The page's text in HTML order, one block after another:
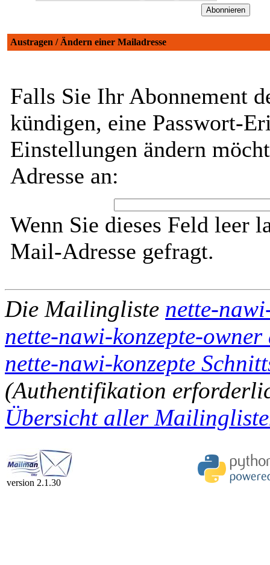
Austragen / Ändern einer Mailadresse
Falls Sie Ihr Abonnement
kündigen, eine Passwort-
Einstellungen ändern
Adresse an:
Wenn Sie dieses Feld leer
Mail-Adresse gefragt.
Die Mailingliste nette-
nette-nawi-konzepte-
nette-nawi-konzepte
(Authentifikation
Übersicht aller
version 2.1.30